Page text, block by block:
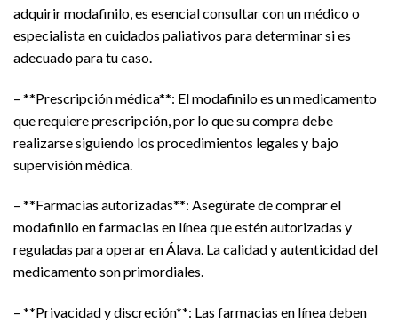
adquirir modafinilo, es esencial consultar con un médico o
especialista en cuidados paliativos para determinar si es
adecuado para tu caso.
– **Prescripción médica**: El modafinilo es un medicamento
que requiere prescripción, por lo que su compra debe
realizarse siguiendo los procedimientos legales y bajo
supervisión médica.
– **Farmacias autorizadas**: Asegúrate de comprar el
modafinilo en farmacias en línea que estén autorizadas y
reguladas para operar en Álava. La calidad y autenticidad del
medicamento son primordiales.
– **Privacidad y discreción**: Las farmacias en línea deben